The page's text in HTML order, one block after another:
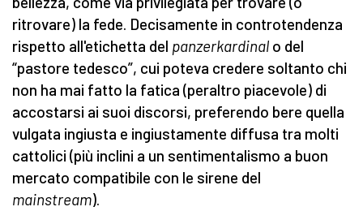
ritrovare) la fede. Decisamente in controtendenza
rispetto all'etichetta del panzerkardinal o del
“pastore tedesco”, cui poteva credere soltanto chi
non ha mai fatto la fatica (peraltro piacevole) di
accostarsi ai suoi discorsi, preferendo bere quella
vulgata ingiusta e ingiustamente diffusa tra molti
cattolici (più inclini a un sentimentalismo a buon
mercato compatibile con le sirene del
mainstream).